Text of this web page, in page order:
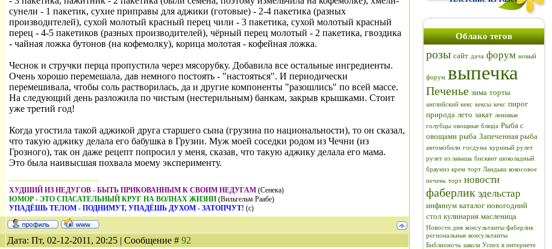
сунели - 1 пакетик, сухие приправы для аджики (готовые) - 2-4 пакетика (разных
производителей), сухой молотый красный перец чили - 3 пакетика, сухой молотый красный
перец - 4-5 пакетиков (разных производителей), чёрный перец молотый - 2 пакетика, гвоздика
- чайная ложка бутонов (на кофемолку), корица молотая - кофейная ложка.
Чеснок и стручки перца пропустила через мясорубку. Добавила все остальные ингредиенты.
Очень хорошо перемешала, дав немного постоять - "настояться". И периодически
перемешивала, чтобы соль растворилась, да и другие компоненты "разошлись" по всей массе.
На следующий день разложила по чистым (нестерильным) банкам, закрыв крышками. Стоит
уже третий год!
Когда угостила такой аджикой друга старшего сына (грузина по национальности), то он сказал,
что такую аджику делала его бабушка в Грузии. Муж моей соседки родом из Чечни (из
Грозного), так он даже рецепт попросил у меня, сказав, что такую аджику делала его мама.
Это была наивысшая похвала моему эксперименту.
ХУДШИЙ ИЗ НЕДУГОВ - БЫТЬ ПРИКОВАННЫМ К СВОИМ НЕДУГАМ (Сенека)
ЮМОР - ЭТО СПАСАТЕЛЬНЫЙ КРУГ НА ВОЛНАХ ЖИЗНИ (Вильгельм Раабе)
УПАДЁШЬ ТЕЛОМ - ПОДНИМУТ, УПАДЁШЬ ДУХОМ - ЗАТОПЧУТ! (с)
Дата: Пт, 02-12-2011, 20:25 | Сообщение # 92
Облако тегов
розы сайт дача форум новый
форум выпечка
Печенье зима торты
английский кекс кексы кекс пирог
природа лето закат ленивые
голубцы овощные блюда Рыба с
овощами рыба Запеченная рыба
автомобили госдума куриный рулет
рулет из лаваша бисквит шоколадный
брауниз крем торт Ландыш кокосовое
печень торт новости
фаберлик эдельстар
инфинум каталог новогодний
стол кулинария масленица
Новости дня консультанты фаберлик
региональные консультанты
Библионочь школа Успех в интернете